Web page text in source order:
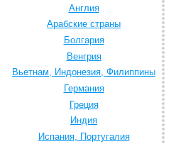
Англия
Арабские страны
Болгария
Венгрия
Вьетнам, Индонезия, Филиппины
Германия
Греция
Индия
Испания, Португалия